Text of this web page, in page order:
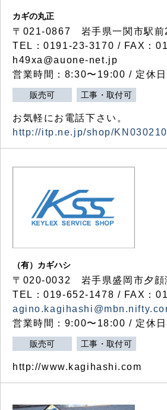
カギの丸正
〒021-0867 岩手県一関市駅前
TEL：0191-23-3170 / FAX：
h49xa@auone-net.jp
営業時間：8:30〜19:00 / 定休
販売可 工事・取付可
お気軽にお電話下さい。
http://itp.ne.jp/shop/
（有）カギハシ
〒020-0032 岩手県盛岡市夕顔
TEL：019-652-1478 / FAX：
営業時間：9:00〜18:00 / 定休日
販売可 工事・取付可
http://www.kagihashi.com